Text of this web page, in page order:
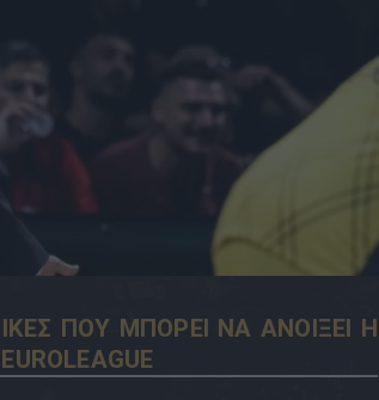
ΠΟΥ ΜΠΟΡΕΙ ΝΑ ΑΝΟΙΞΕΙ Η